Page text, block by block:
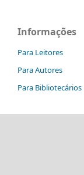
Informações
Para Leitores
Para Autores
Para Bibliotecários